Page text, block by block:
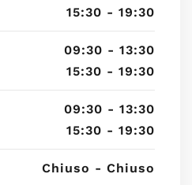
15:30 - 19:30
09:30 - 13:30
15:30 - 19:30
09:30 - 13:30
15:30 - 19:30
Chiuso - Chiuso